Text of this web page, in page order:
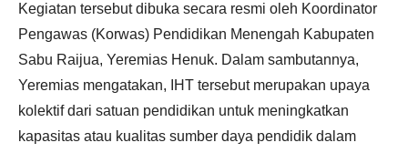
Kegiatan tersebut dibuka secara resmi oleh Koordinator
Pengawas (Korwas) Pendidikan Menengah Kabupaten
Sabu Raijua, Yeremias Henuk. Dalam sambutannya,
Yeremias mengatakan, IHT tersebut merupakan upaya
kolektif dari satuan pendidikan untuk meningkatkan
kapasitas atau kualitas sumber daya pendidik dalam